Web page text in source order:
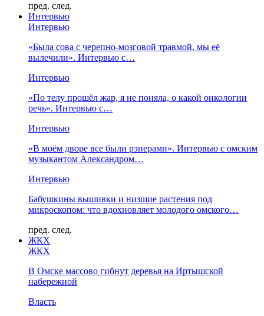
пред. след.
Интервью
Интервью
«Была сова с черепно-мозговой травмой, мы её
вылечили». Интервью с…
Интервью
«По телу прошёл жар, я не поняла, о какой онкологии
речь». Интервью с…
Интервью
«В моём дворе все были рэперами». Интервью с омским
музыкантом Александром…
Интервью
Бабушкины вышивки и низшие растения под
микроскопом: что вдохновляет молодого омского…
пред. след.
ЖКХ
ЖКХ
В Омске массово гибнут деревья на Иртышской
набережной
Власть